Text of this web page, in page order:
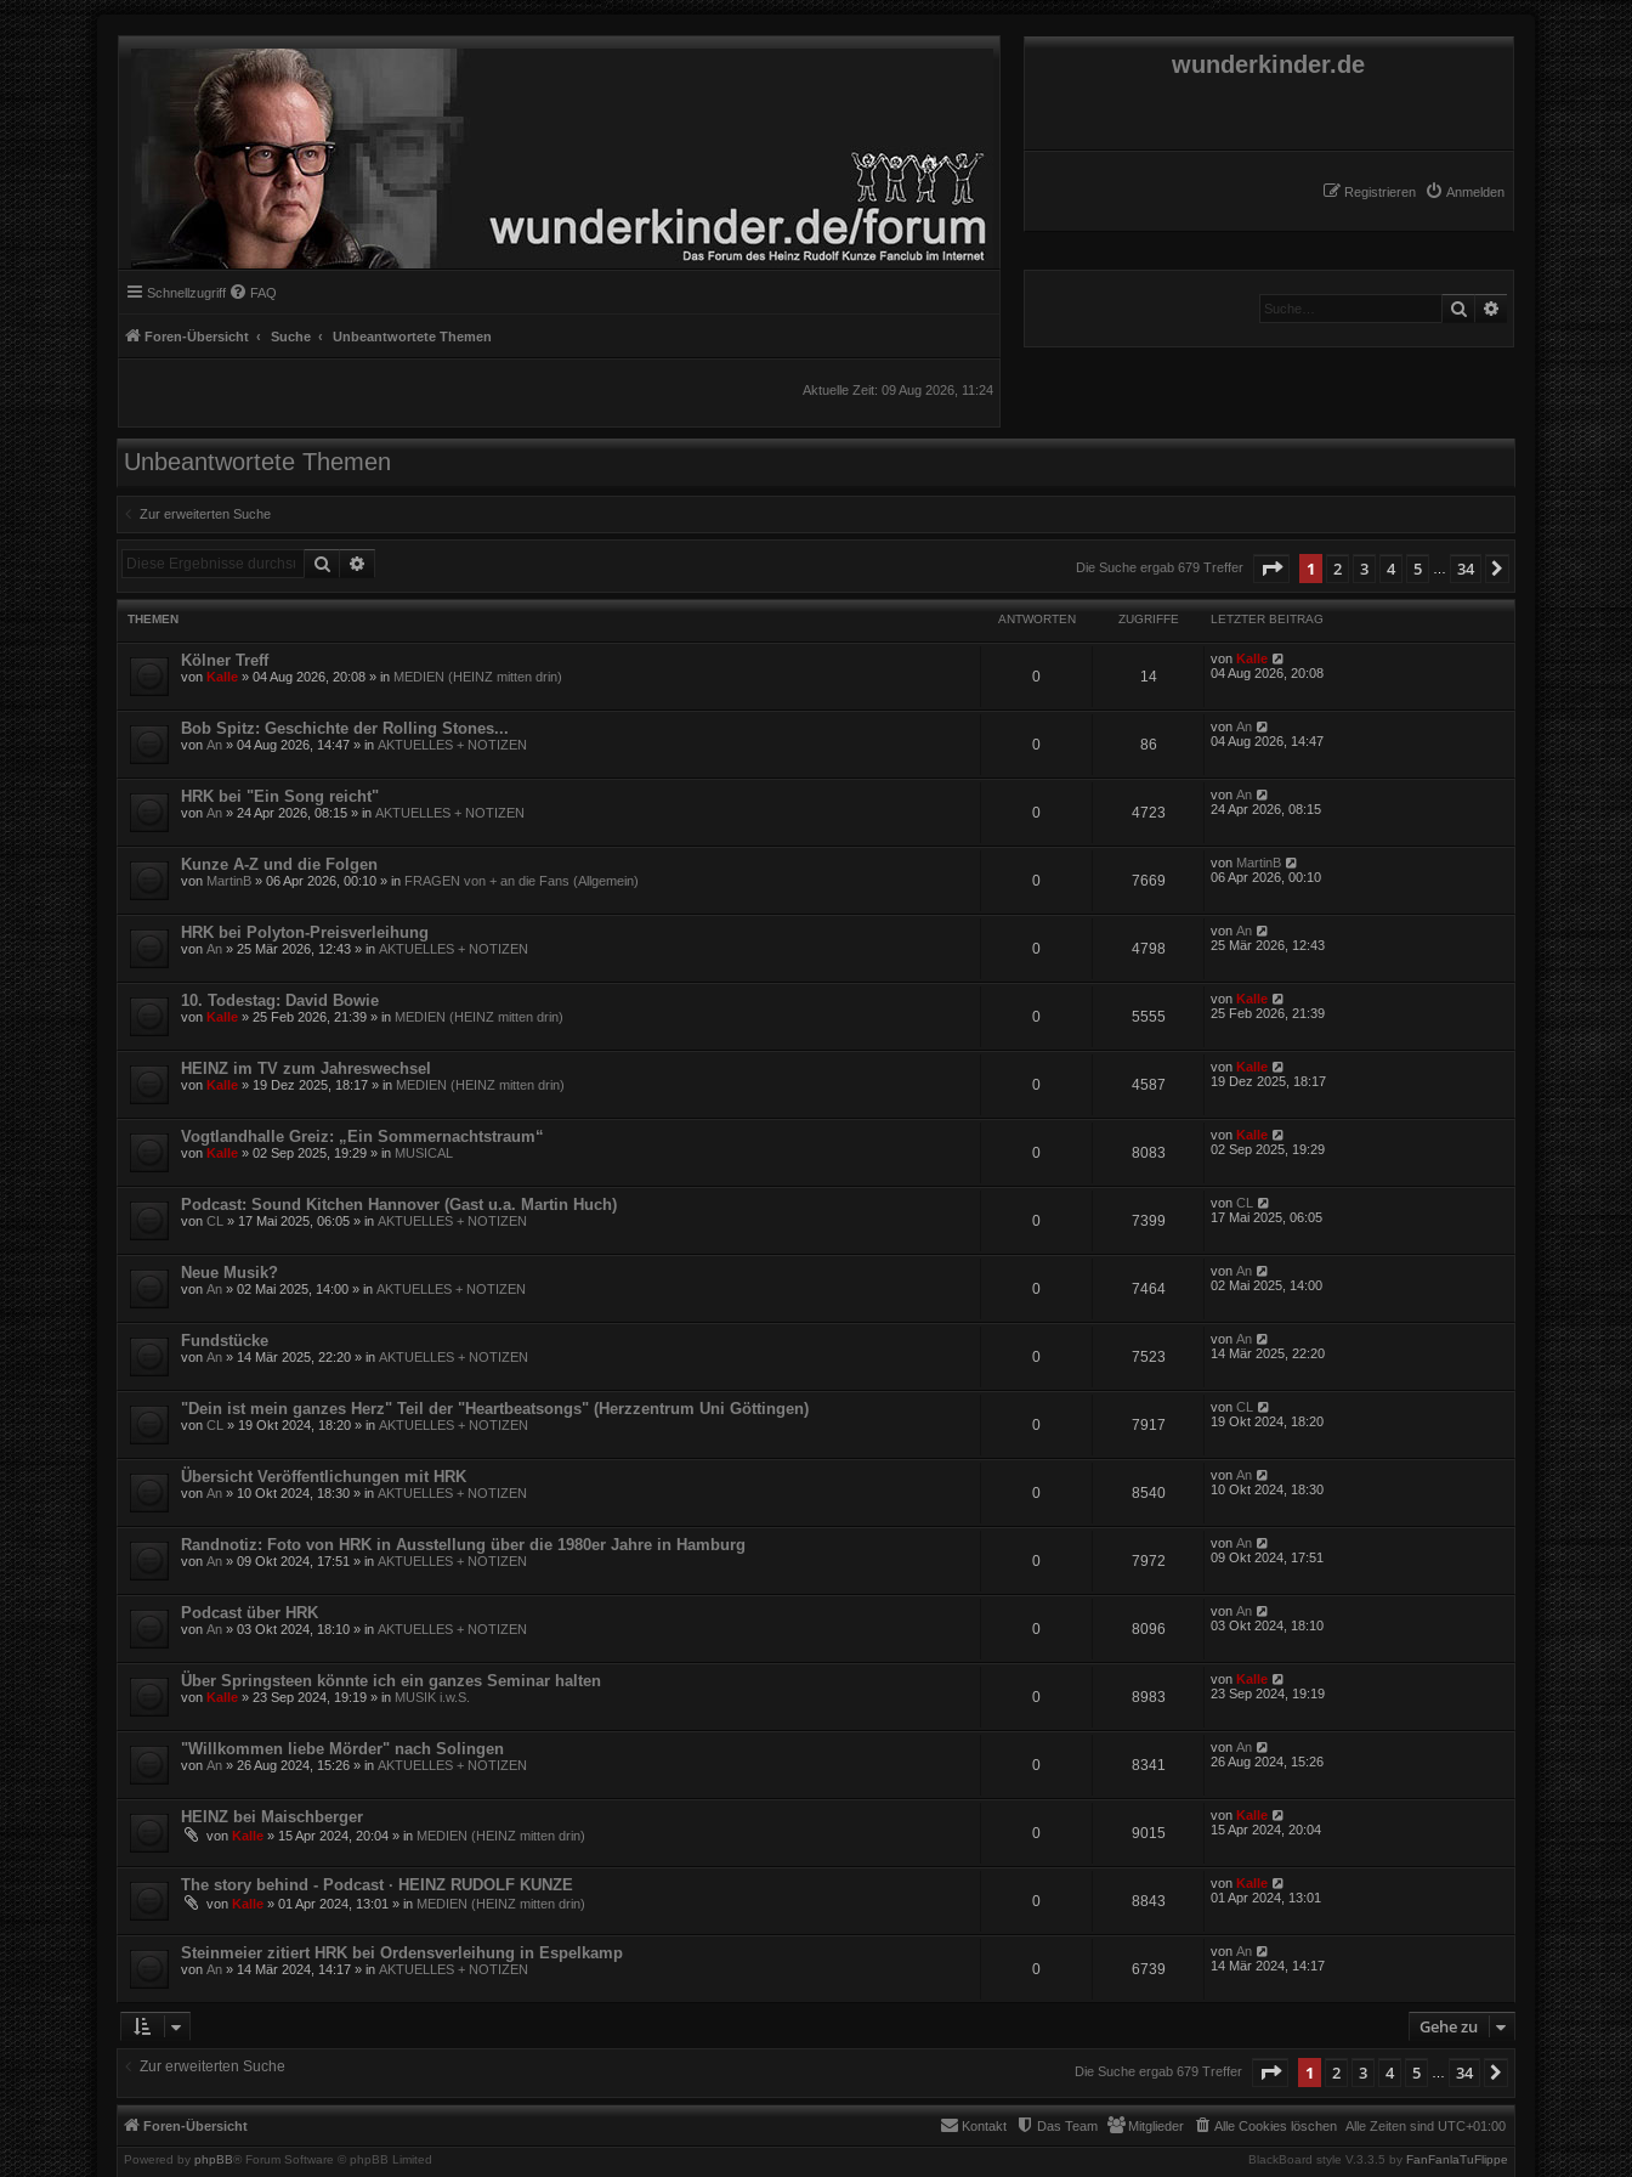
wunderkinder.de
Anmelden
Registrieren
Schnellzugriff FAQ
Foren-Übersicht Suche Unbeantwortete Themen
Suche Erweiterte Suche
Aktuelle Zeit: 09 Aug 2026, 11:24
Unbeantwortete Themen
Zur erweiterten Suche
Suche Die Suche ergab 679 Treffer Seite von34
1 2 3 4 5 34 Nächste
THEMEN ANTWORTEN ZUGRIFFE LETZTER BEITRAG
Kölner Treff
von Kalle » 04 Aug 2026, 20:08 » in MEDIEN (HEINZ mitten drin) 0 14
von Kalle
04 Aug 2026, 20:08
Bob Spitz: Geschichte der Rolling Stones...
von An » 04 Aug 2026, 14:47 » in AKTUELLES + NOTIZEN 0 86
von An
04 Aug 2026, 14:47
HRK bei "Ein Song reicht"
von An » 24 Apr 2026, 08:15 » in AKTUELLES + NOTIZEN 0 4723
von An
24 Apr 2026, 08:15
Kunze A-Z und die Folgen
von MartinB » 06 Apr 2026, 00:10 » in FRAGEN von + an die Fans (Allgemein) 0 7669
von MartinB
06 Apr 2026, 00:10
HRK bei Polyton-Preisverleihung
von An » 25 Mär 2026, 12:43 » in AKTUELLES + NOTIZEN 0 4798
von An
25 Mär 2026, 12:43
10. Todestag: David Bowie
von Kalle » 25 Feb 2026, 21:39 » in MEDIEN (HEINZ mitten drin) 0 5555
von Kalle
25 Feb 2026, 21:39
HEINZ im TV zum Jahreswechsel
von Kalle » 19 Dez 2025, 18:17 » in MEDIEN (HEINZ mitten drin) 0 4587
von Kalle
19 Dez 2025, 18:17
Vogtlandhalle Greiz: „Ein Sommernachtstraum“
von Kalle » 02 Sep 2025, 19:29 » in MUSICAL 0 8083
von Kalle
02 Sep 2025, 19:29
Podcast: Sound Kitchen Hannover (Gast u.a. Martin Huch)
von CL » 17 Mai 2025, 06:05 » in AKTUELLES + NOTIZEN 0 7399
von CL
17 Mai 2025, 06:05
Neue Musik?
von An » 02 Mai 2025, 14:00 » in AKTUELLES + NOTIZEN 0 7464
von An
02 Mai 2025, 14:00
Fundstücke
von An » 14 Mär 2025, 22:20 » in AKTUELLES + NOTIZEN 0 7523
von An
14 Mär 2025, 22:20
"Dein ist mein ganzes Herz" Teil der "Heartbeatsongs" (Herzzentrum Uni Göttingen)
von CL » 19 Okt 2024, 18:20 » in AKTUELLES + NOTIZEN 0 7917
von CL
19 Okt 2024, 18:20
Übersicht Veröffentlichungen mit HRK
von An » 10 Okt 2024, 18:30 » in AKTUELLES + NOTIZEN 0 8540
von An
10 Okt 2024, 18:30
Randnotiz: Foto von HRK in Ausstellung über die 1980er Jahre in Hamburg
von An » 09 Okt 2024, 17:51 » in AKTUELLES + NOTIZEN 0 7972
von An
09 Okt 2024, 17:51
Podcast über HRK
von An » 03 Okt 2024, 18:10 » in AKTUELLES + NOTIZEN 0 8096
von An
03 Okt 2024, 18:10
Über Springsteen könnte ich ein ganzes Seminar halten
von Kalle » 23 Sep 2024, 19:19 » in MUSIK i.w.S. 0 8983
von Kalle
23 Sep 2024, 19:19
"Willkommen liebe Mörder" nach Solingen
von An » 26 Aug 2024, 15:26 » in AKTUELLES + NOTIZEN 0 8341
von An
26 Aug 2024, 15:26
HEINZ bei Maischberger
von Kalle » 15 Apr 2024, 20:04 » in MEDIEN (HEINZ mitten drin) 0 9015
von Kalle
15 Apr 2024, 20:04
The story behind - Podcast · HEINZ RUDOLF KUNZE
von Kalle » 01 Apr 2024, 13:01 » in MEDIEN (HEINZ mitten drin) 0 8843
von Kalle
01 Apr 2024, 13:01
Steinmeier zitiert HRK bei Ordensverleihung in Espelkamp
von An » 14 Mär 2024, 14:17 » in AKTUELLES + NOTIZEN 0 6739
von An
14 Mär 2024, 14:17
Gehe zu
Zur erweiterten Suche Die Suche ergab 679 Treffer Seite von34
1 2 3 4 5 34 Nächste
Foren-Übersicht Alle Zeiten sind UTC+01:00
Alle Cookies löschen
Mitglieder
Das Team
Kontakt
Powered by phpBB® Forum Software © phpBB Limited BlackBoard style V.3.3.5 by FanFanlaTuFlippe